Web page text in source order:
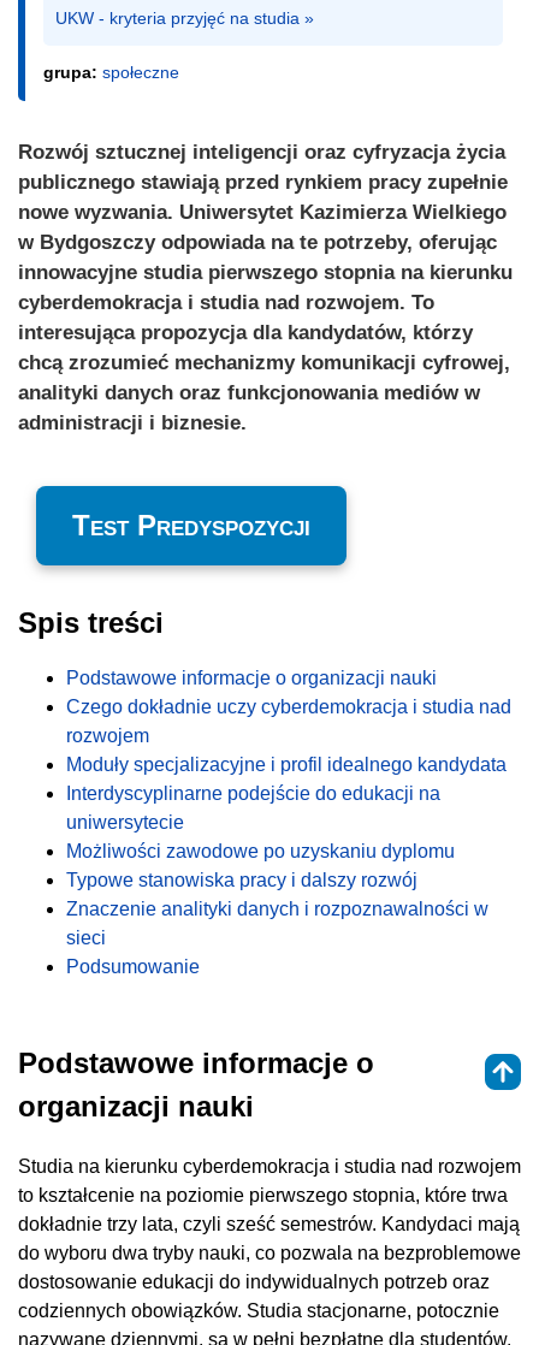
UKW - kryteria przyjęć na studia »
grupa: społeczne
Rozwój sztucznej inteligencji oraz cyfryzacja życia
publicznego stawiają przed rynkiem pracy zupełnie
nowe wyzwania. Uniwersytet Kazimierza Wielkiego
w Bydgoszczy odpowiada na te potrzeby, oferując
innowacyjne studia pierwszego stopnia na kierunku
cyberdemokracja i studia nad rozwojem. To
interesująca propozycja dla kandydatów, którzy
chcą zrozumieć mechanizmy komunikacji cyfrowej,
analityki danych oraz funkcjonowania mediów w
administracji i biznesie.
Test Predyspozycji
Spis treści
Podstawowe informacje o organizacji nauki
Czego dokładnie uczy cyberdemokracja i studia nad
rozwojem
Moduły specjalizacyjne i profil idealnego kandydata
Interdyscyplinarne podejście do edukacji na
uniwersytecie
Możliwości zawodowe po uzyskaniu dyplomu
Typowe stanowiska pracy i dalszy rozwój
Znaczenie analityki danych i rozpoznawalności w
sieci
Podsumowanie
Podstawowe informacje o
organizacji nauki
Studia na kierunku cyberdemokracja i studia nad rozwojem
to kształcenie na poziomie pierwszego stopnia, które trwa
dokładnie trzy lata, czyli sześć semestrów. Kandydaci mają
do wyboru dwa tryby nauki, co pozwala na bezproblemowe
dostosowanie edukacji do indywidualnych potrzeb oraz
codziennych obowiązków. Studia stacjonarne, potocznie
nazywane dziennymi, są w pełni bezpłatne dla studentów.